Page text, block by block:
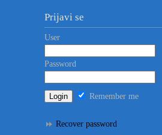
Prijavi se
User
Password
Remember me
Recover password